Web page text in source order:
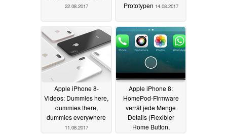
22.08.2017
Prototypen 14.08.2017
Apple iPhone 8-
Videos: Dummies here,
dummies there,
dummies everywhere
11.08.2017
Apple iPhone 8:
HomePod-Firmware
verrät jede Menge
Details (Flexibler
Home Button,